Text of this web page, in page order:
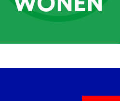
WONEN